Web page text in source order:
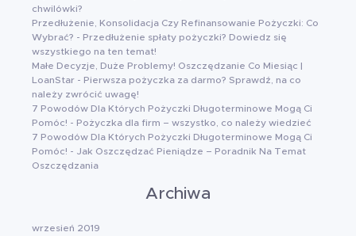
chwilówki?
Przedłużenie, Konsolidacja Czy Refinansowanie Pożyczki: Co
Wybrać? - Przedłużenie spłaty pożyczki? Dowiedz się
wszystkiego na ten temat!
Małe Decyzje, Duże Problemy! Oszczędzanie Co Miesiąc |
LoanStar - Pierwsza pożyczka za darmo? Sprawdź, na co
należy zwrócić uwagę!
7 Powodów Dla Których Pożyczki Długoterminowe Mogą Ci
Pomóc! - Pożyczka dla firm – wszystko, co należy wiedzieć
7 Powodów Dla Których Pożyczki Długoterminowe Mogą Ci
Pomóc! - Jak Oszczędzać Pieniądze – Poradnik Na Temat
Oszczędzania
Archiwa
wrzesień 2019